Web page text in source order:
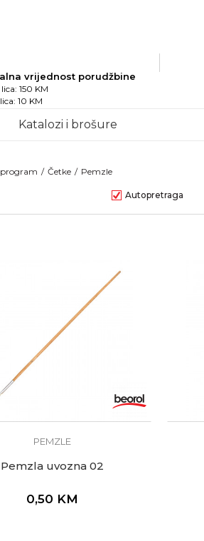
vrijednost porudžbine
150 KM
10 KM
Katalozi i brošure
Četke Pemzle
Autopretraga
PEMZLE
Pemzla uvozna 02
0,50 KM